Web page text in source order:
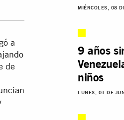
a
de
MIÉRCOLES, 08
9 años
niños
LUNES, 01 DE